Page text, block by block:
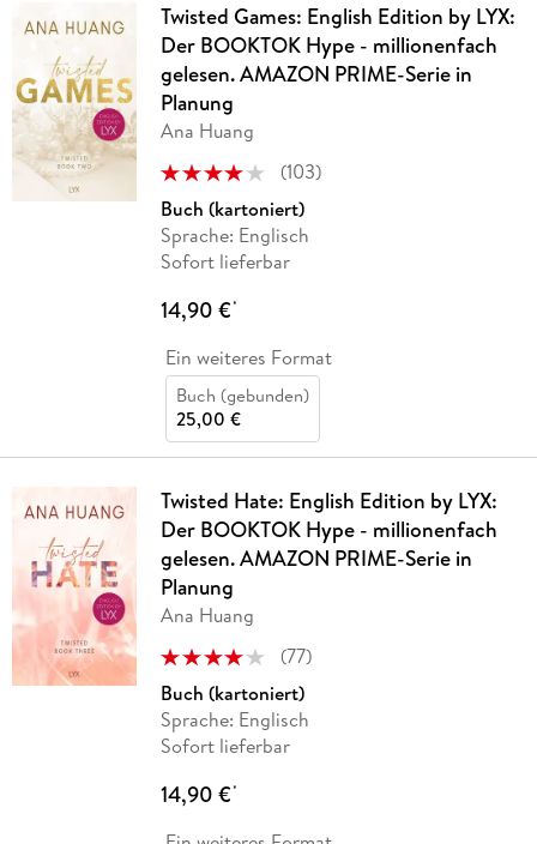
Twisted Games: English Edition by LYX:
Der BOOKTOK Hype - millionenfach
gelesen. AMAZON PRIME-Serie in
Planung
Ana Huang
(103)
Buch (kartoniert)
Sprache: Englisch
Sofort lieferbar
14,90 €*
Ein weiteres Format
Buch (gebunden)
25,00 €
Twisted Hate: English Edition by LYX:
Der BOOKTOK Hype - millionenfach
gelesen. AMAZON PRIME-Serie in
Planung
Ana Huang
(77)
Buch (kartoniert)
Sprache: Englisch
Sofort lieferbar
14,90 €*